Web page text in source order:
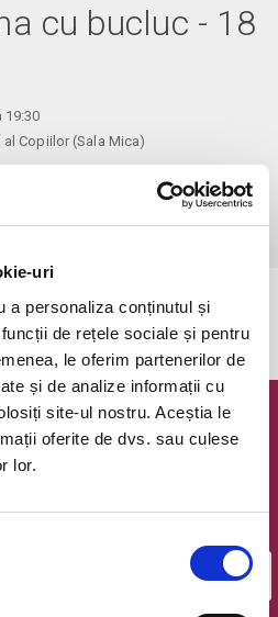
uri
a personaliza conținutul și
de rețele sociale și pentru
le oferim partenerilor de
și de analize informații cu
site-ul nostru. Aceștia le
oferite de dvs. sau culese
lor.
cu bucluc - 18
19:30
al Copiilor (Sala Mica)
sosirii. Accesul se va face cu 20
spectacolului.
a expirat.
@ Bilete.ro